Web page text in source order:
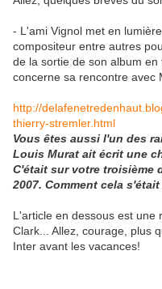
- L'ami Vignol met en
compositeur entre autres
de la sortie de son album
concerne sa rencontre avec
http://
thierry-stremler.html
Vous êtes aussi l'un des
Louis Murat ait écrit une
C'était sur votre troisième
2007. Comment cela
L'article en dessous est une
Clark... Allez, courage, plus
Inter avant les vacances!